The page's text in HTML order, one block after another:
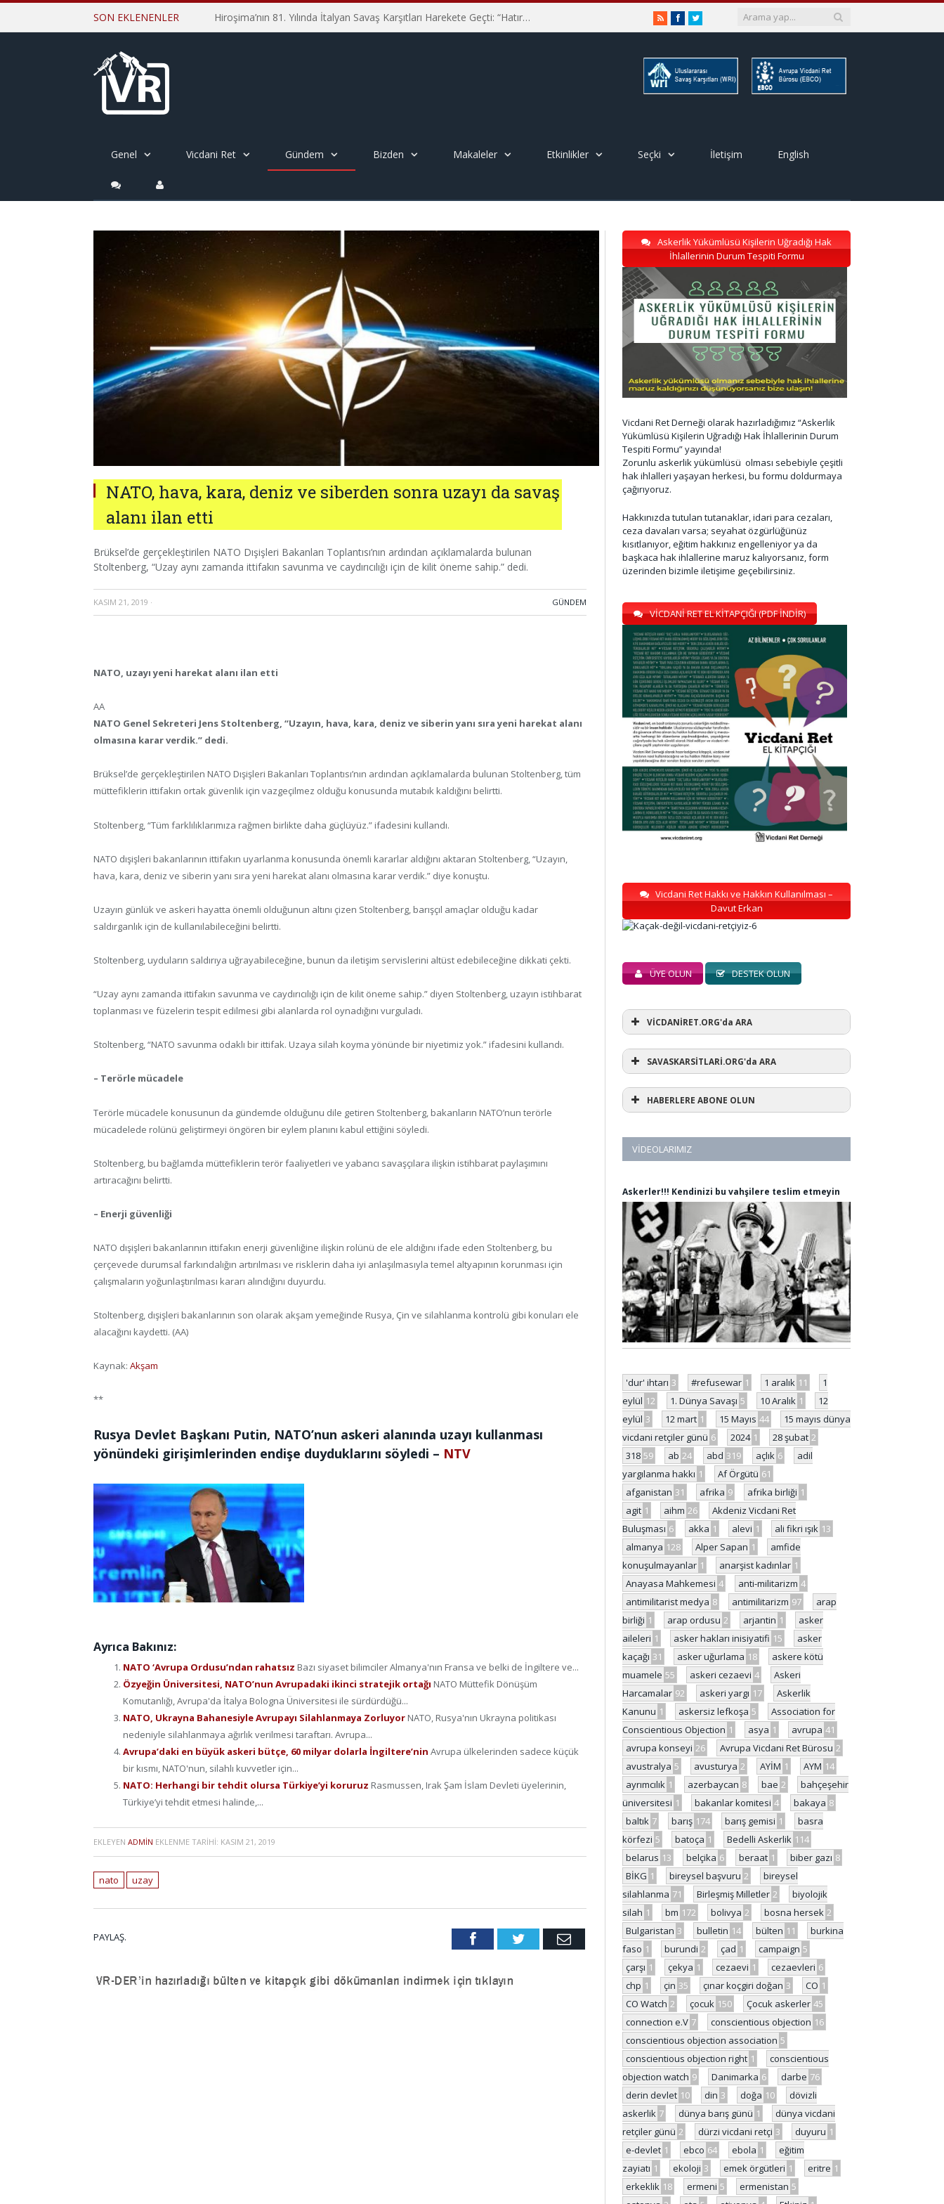
SON EKLENENLER Hiroşima’nın 81. Yılında İtalyan Savaş Karşıtları Harekete Geçti: “Hatırlamak yeterli değil” RSSFacebookTwitter
Genel Vicdani Ret Gündem Bizden Makaleler Etkinlikler Seçki İletişim English
NATO, hava, kara, deniz ve siberden sonra uzayı da savaş
alanı ilan etti
Brüksel’de gerçekleştirilen NATO Dışişleri Bakanları Toplantısı’nın ardından açıklamalarda bulunan
Stoltenberg, “Uzay aynı zamanda ittifakın savunma ve caydırıcılığı için de kilit öneme sahip.” dedi.
KASIM 21, 2019 · GÜNDEM
NATO, uzayı yeni harekat alanı ilan etti
AA
NATO Genel Sekreteri Jens Stoltenberg, “Uzayın, hava, kara, deniz ve siberin yanı sıra yeni harekat alanı
olmasına karar verdik.” dedi.
Brüksel’de gerçekleştirilen NATO Dışişleri Bakanları Toplantısı’nın ardından açıklamalarda bulunan Stoltenberg, tüm
müttefiklerin ittifakın ortak güvenlik için vazgeçilmez olduğu konusunda mutabık kaldığını belirtti.
Stoltenberg, “Tüm farklılıklarımıza rağmen birlikte daha güçlüyüz.” ifadesini kullandı.
NATO dışişleri bakanlarının ittifakın uyarlanma konusunda önemli kararlar aldığını aktaran Stoltenberg, “Uzayın,
hava, kara, deniz ve siberin yanı sıra yeni harekat alanı olmasına karar verdik.” diye konuştu.
Uzayın günlük ve askeri hayatta önemli olduğunun altını çizen Stoltenberg, barışçıl amaçlar olduğu kadar
saldırganlık için de kullanılabileceğini belirtti.
Stoltenberg, uyduların saldırıya uğrayabileceğine, bunun da iletişim servislerini altüst edebileceğine dikkati çekti.
“Uzay aynı zamanda ittifakın savunma ve caydırıcılığı için de kilit öneme sahip.” diyen Stoltenberg, uzayın istihbarat
toplanması ve füzelerin tespit edilmesi gibi alanlarda rol oynadığını vurguladı.
Stoltenberg, “NATO savunma odaklı bir ittifak. Uzaya silah koyma yönünde bir niyetimiz yok.” ifadesini kullandı.
– Terörle mücadele
Terörle mücadele konusunun da gündemde olduğunu dile getiren Stoltenberg, bakanların NATO’nun terörle
mücadelede rolünü geliştirmeyi öngören bir eylem planını kabul ettiğini söyledi.
Stoltenberg, bu bağlamda müttefiklerin terör faaliyetleri ve yabancı savaşçılara ilişkin istihbarat paylaşımını
artıracağını belirtti.
– Enerji güvenliği
NATO dışişleri bakanlarının ittifakın enerji güvenliğine ilişkin rolünü de ele aldığını ifade eden Stoltenberg, bu
çerçevede durumsal farkındalığın artırılması ve risklerin daha iyi anlaşılmasıyla temel altyapının korunması için
çalışmaların yoğunlaştırılması kararı alındığını duyurdu.
Stoltenberg, dışişleri bakanlarının son olarak akşam yemeğinde Rusya, Çin ve silahlanma kontrolü gibi konuları ele
alacağını kaydetti. (AA)
Kaynak: Akşam
**
Rusya Devlet Başkanı Putin, NATO’nun askeri alanında uzayı kullanması
yönündeki girişimlerinden endişe duyduklarını söyledi – NTV
Ayrıca Bakınız:
NATO ‘Avrupa Ordusu’ndan rahatsız Bazı siyaset bilimciler Almanya'nın Fransa ve belki de İngiltere ve...
Özyeğin Üniversitesi, NATO’nun Avrupadaki ikinci stratejik ortağı NATO Müttefik Dönüşüm
Komutanlığı, Avrupa'da İtalya Bologna Üniversitesi ile sürdürdüğü...
NATO, Ukrayna Bahanesiyle Avrupayı Silahlanmaya Zorluyor NATO, Rusya'nın Ukrayna politikası
nedeniyle silahlanmaya ağırlık verilmesi taraftarı. Avrupa...
Avrupa’daki en büyük askeri bütçe, 60 milyar dolarla İngiltere’nin Avrupa ülkelerinden sadece küçük
bir kısmı, NATO'nun, silahlı kuvvetler için...
NATO: Herhangi bir tehdit olursa Türkiye’yi koruruz Rasmussen, Irak Şam İslam Devleti üyelerinin,
Türkiye’yi tehdit etmesi halinde,...
EKLEYEN ADMIN EKLENME TARIHI: KASIM 21, 2019
nato uzay
PAYLAŞ. FacebookTwitter Email
Askerlik Yükümlüsü Kişilerin Uğradığı Hak
İhlallerinin Durum Tespiti Formu
Vicdani Ret Derneği olarak hazırladığımız “Askerlik
Yükümlüsü Kişilerin Uğradığı Hak İhlallerinin Durum
Tespiti Formu” yayında!
Zorunlu askerlik yükümlüsü olması sebebiyle çeşitli
hak ihlalleri yaşayan herkesi, bu formu doldurmaya
çağırıyoruz.
Hakkınızda tutulan tutanaklar, idari para cezaları,
ceza davaları varsa; seyahat özgürlüğünüz
kısıtlanıyor, eğitim hakkınız engelleniyor ya da
başkaca hak ihlallerine maruz kalıyorsanız, form
üzerinden bizimle iletişime geçebilirsiniz.
VİCDANİ RET EL KİTAPÇIĞI (PDF İNDİR)
Vicdani Ret Hakkı ve Hakkın Kullanılması –
Davut Erkan
ÜYE OLUN DESTEK OLUN
VİCDANİRET.ORG'da ARA
SAVASKARSİTLARİ.ORG'da ARA
HABERLERE ABONE OLUN
VIDEOLARIMIZ
Askerler!!! Kendinizi bu vahşilere teslim etmeyin
'dur' ihtarı 3 #refusewar 1 1 aralık 11
1
eylül 12 1. Dünya Savaşı 5 10 Aralık 1
12
eylül 3 12 mart 1 15 Mayıs 44
15 mayıs dünya
vicdani retçiler günü 6 2024 1 28 şubat 2
318 59 ab 24 abd 319 açlık 6
adil
yargılanma hakkı 1 Af Örgütü 61
afganistan 31 afrika 9 afrika birliği 1
agit 1 aihm 26
Akdeniz Vicdani Ret
Buluşması 6 akka 1 alevi 1 ali fikri ışık 13
almanya 128 Alper Sapan 1
amfide
konuşulmayanlar 1 anarşist kadınlar 1
Anayasa Mahkemesi 4 anti-militarizm 4
antimilitarist medya 8 antimilitarizm 97
arap
birliği 1 arap ordusu 2 arjantin 1
asker
aileleri 1 asker hakları inisiyatifi 15
asker
kaçağı 31 asker uğurlama 18
askere kötü
muamele 55 askeri cezaevi 4
Askeri
Harcamalar 92 askeri yargı 17
Askerlik
Kanunu 1 askersiz lefkoşa 5
Association for
Conscientious Objection 1 asya 1 avrupa 41
avrupa konseyi 26 Avrupa Vicdani Ret Bürosu 2
avustralya 5 avusturya 2 AYİM 1 AYM 14
ayrımcılık 1 azerbaycan 8 bae 2
bahçeşehir
üniversitesi 1 bakanlar komitesi 4 bakaya 8
baltık 7 barış 174 barış gemisi 1
basra
körfezi 5 batoça 1 Bedelli Askerlik 114
belarus 13 belçika 6 beraat 1 biber gazı 8
BİKG 1 bireysel başvuru 2
bireysel
silahlanma 71 Birleşmiş Milletler 2
biyolojik
silah 1 bm 172 bolivya 2 bosna hersek 2
Bulgaristan 3 bulletin 14 bülten 11
burkina
faso 1 burundi 2 çad 1 campaign 5
çarşı 1 çekya 1 cezaevi 1 cezaevleri 6
chp 1 çin 35 çınar koçgiri doğan 3 CO 1
CO Watch 2 çocuk 150 Çocuk askerler 45
connection e.V 7 conscientious objection 16
conscientious objection association 5
conscientious objection right 1
conscientious
objection watch 9 Danimarka 6 darbe 76
derin devlet 10 din 3 doğa 10
dövizli
askerlik 7 dünya barış günü 1
dünya vicdani
retçiler günü 2 dürzi vicdani retçi 3 duyuru 1
e-devlet 1 ebco 64 ebola 1
eğitim
zayiatı 1 ekoloji 3 emek örgütleri 1 eritre 1
erkeklik 18 ermeni 5 ermenistan 5